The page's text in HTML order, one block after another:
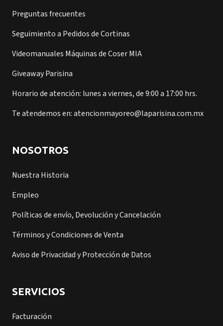
Preguntas frecuentes
Seguimiento a Pedidos de Cortinas
Videomanuales Máquinas de Coser MIA
Giveaway Parisina
Horario de atención: lunes a viernes, de 9:00 a 17:00 hrs.
Te atendemos en: atencionmayoreo@laparisina.com.mx
NOSOTROS
Nuestra Historia
Empleo
Políticas de envío, Devolución y Cancelación
Términos y Condiciones de Venta
Aviso de Privacidad y Protección de Datos
SERVICIOS
Facturación